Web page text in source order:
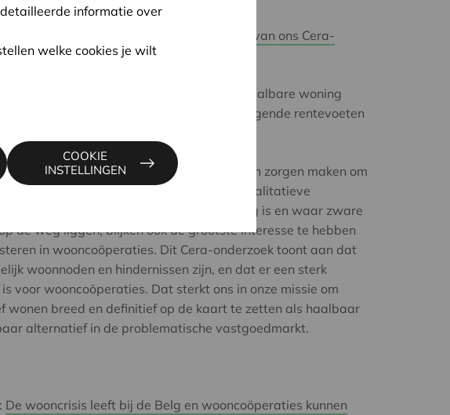
voor haar Journaal dankbaar gebruik van ons Cera-
(zie vanaf 8:45 min ongeveer).
dat starters alsmaar moeilijker een betaalbare woning
lening kunnen krijgen omwille van de stijgende rentevoeten
onderzoek blijkt ook dat vele huurders zich zorgen maken om
de moeilijke zoektocht naar betaalbare, kwalitatieve
Deze groepen waar de woonnood hoog is en waar zware
de weg liggen, blijken ook de grootste interesse te hebben
in wooncoöperaties. Dit Cera-onderzoek toont aan dat
woonnoden en hindernissen zijn, en dat er een sterk
voor wooncoöperaties. Dat sterkt ons in onze missie om
wonen breed en definitief op de kaart te zetten als haalbaar
alternatief in de problematische vastgoedmarkt.
De wooncrisis leeft bij de Belg en wooncoöperaties kunnen
informatie over
welke cookies je wilt
COOKIE
INSTELLINGEN